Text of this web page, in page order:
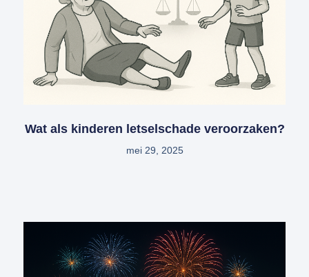
Wat als kinderen letselschade veroorzaken?
mei 29, 2025